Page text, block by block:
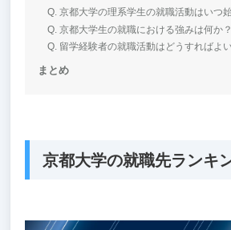
Q. 京都大学の理系学生の就職活動はいつ
Q. 京都大学生の就職における強みは何か？
Q. 留学経験者の就職活動はどうすればよ
まとめ
京都大学の就職先ランキ